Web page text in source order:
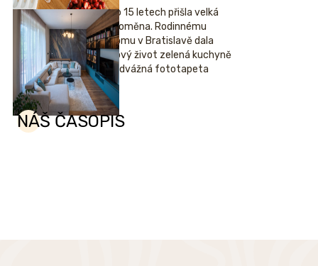
Po 15 letech přišla velká
proměna. Rodinnému
domu v Bratislavě dala
nový život zelená kuchyně
i odvážná fototapeta
NÁŠ ČASOPIS